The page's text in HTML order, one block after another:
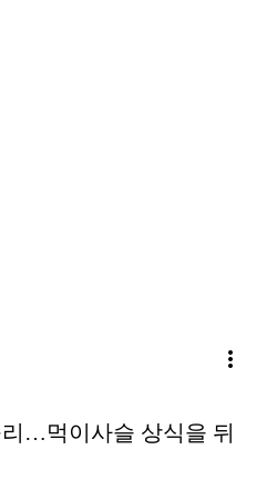
more_vert
…먹이사슬 상식을 뒤